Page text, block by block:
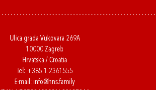
Ulica grada Vukovara 269A
10000 Zagreb
Hrvatska / Croatia
Tel: +385 1 2361555
E-mail: info@hns.family